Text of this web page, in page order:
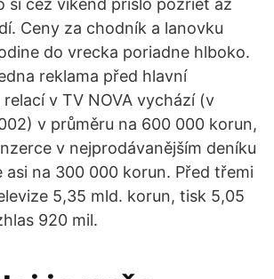
si cez víkend prišlo pozrieť až
Ceny za chodník a lanovku
do vrecka poriadne hlboko.
reklama před hlavní
v TV NOVA vychází (v
v průměru na 600 000 korun,
v nejprodávanějším deníku
asi na 300 000 korun. Před třemi
5,35 mld. korun, tisk 5,05
920 mil.